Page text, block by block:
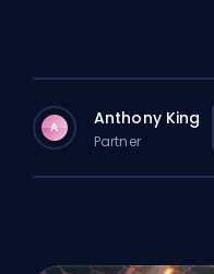
A Anthony King
Partner